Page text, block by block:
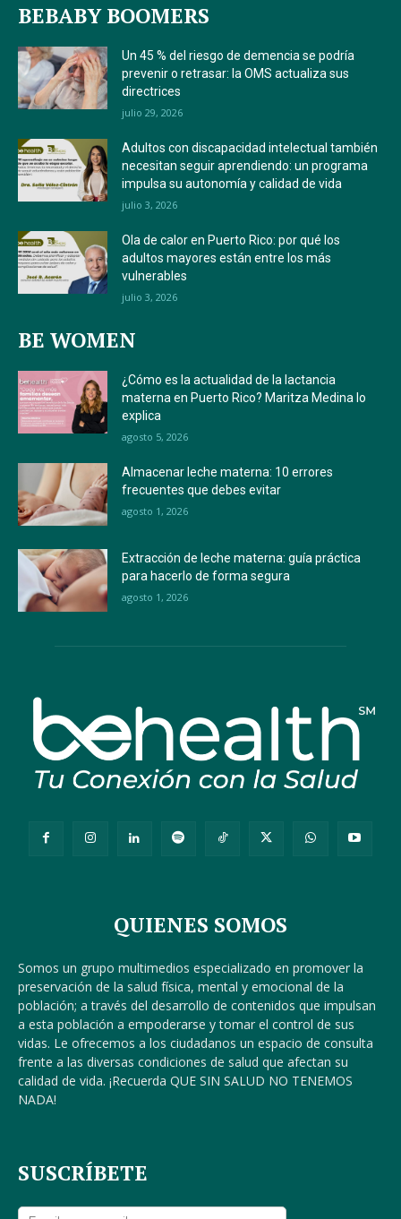
BEBABY BOOMERS
Un 45 % del riesgo de demencia se podría
prevenir o retrasar: la OMS actualiza sus
directrices
julio 29, 2026
Adultos con discapacidad intelectual también
necesitan seguir aprendiendo: un programa
impulsa su autonomía y calidad de vida
julio 3, 2026
Ola de calor en Puerto Rico: por qué los
adultos mayores están entre los más
vulnerables
julio 3, 2026
BE WOMEN
¿Cómo es la actualidad de la lactancia
materna en Puerto Rico? Maritza Medina lo
explica
agosto 5, 2026
Almacenar leche materna: 10 errores
frecuentes que debes evitar
agosto 1, 2026
Extracción de leche materna: guía práctica
para hacerlo de forma segura
agosto 1, 2026
QUIENES SOMOS
Somos un grupo multimedios especializado en promover la
preservación de la salud física, mental y emocional de la
población; a través del desarrollo de contenidos que impulsan
a esta población a empoderarse y tomar el control de sus
vidas. Le ofrecemos a los ciudadanos un espacio de consulta
frente a las diversas condiciones de salud que afectan su
calidad de vida. ¡Recuerda QUE SIN SALUD NO TENEMOS
NADA!
SUSCRÍBETE